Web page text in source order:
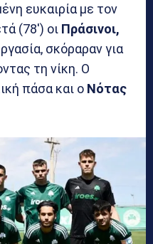
ευκαιρία με τον
(78′) οι Πράσινοι,
σκόραραν για
τη νίκη. Ο
πάσα και ο Νότας